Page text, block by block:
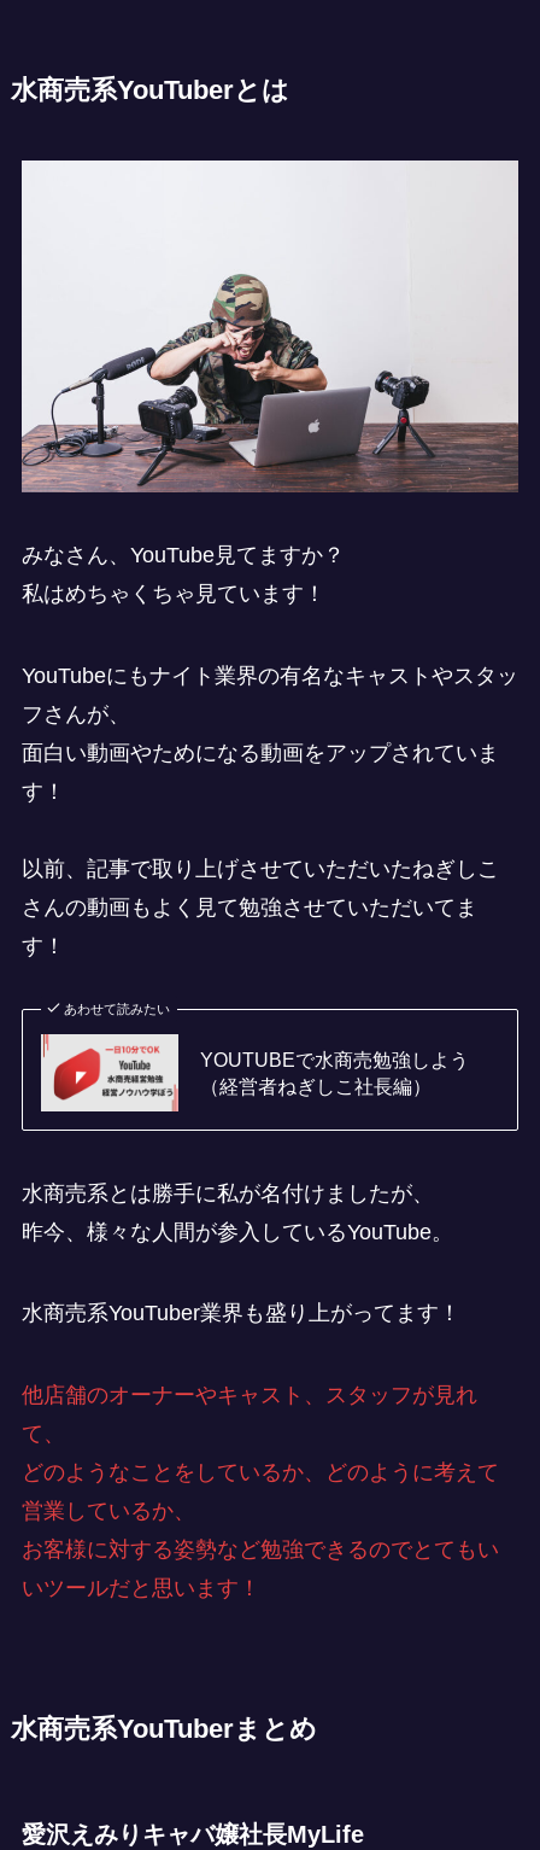
水商売系YouTuberとは
みなさん、YouTube見てますか？
私はめちゃくちゃ見ています！
YouTubeにもナイト業界の有名なキャストやスタッ
フさんが、
面白い動画やためになる動画をアップされていま
す！
以前、記事で取り上げさせていただいたねぎしこ
さんの動画もよく見て勉強させていただいてま
す！
あわせて読みたい
YOUTUBEで水商売勉強しよう
（経営者ねぎしこ社長編）
水商売系とは勝手に私が名付けましたが、
昨今、様々な人間が参入しているYouTube。
水商売系YouTuber業界も盛り上がってます！
他店舗のオーナーやキャスト、スタッフが見れ
て、
どのようなことをしているか、どのように考えて
営業しているか、
お客様に対する姿勢など勉強できるのでとてもい
いツールだと思います！
水商売系YouTuberまとめ
愛沢えみりキャバ嬢社長MyLife